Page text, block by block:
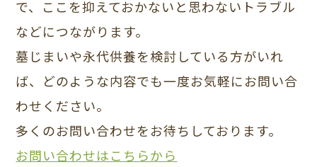
で、ここを抑えておかないと思わないトラブル
などにつながります。
墓じまいや永代供養を検討している方がいれ
ば、どのような内容でも一度お気軽にお問い合
わせください。
多くのお問い合わせをお待ちしております。
お問い合わせはこちらから